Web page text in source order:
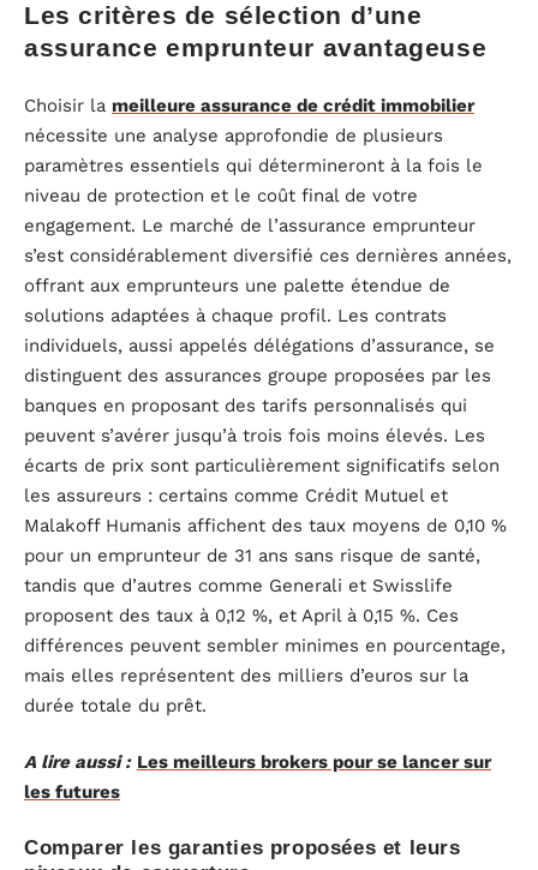
Les critères de sélection d’une
assurance emprunteur avantageuse
Choisir la meilleure assurance de crédit immobilier
nécessite une analyse approfondie de plusieurs
paramètres essentiels qui détermineront à la fois le
niveau de protection et le coût final de votre
engagement. Le marché de l’assurance emprunteur
s’est considérablement diversifié ces dernières années,
offrant aux emprunteurs une palette étendue de
solutions adaptées à chaque profil. Les contrats
individuels, aussi appelés délégations d’assurance, se
distinguent des assurances groupe proposées par les
banques en proposant des tarifs personnalisés qui
peuvent s’avérer jusqu’à trois fois moins élevés. Les
écarts de prix sont particulièrement significatifs selon
les assureurs : certains comme Crédit Mutuel et
Malakoff Humanis affichent des taux moyens de 0,10 %
pour un emprunteur de 31 ans sans risque de santé,
tandis que d’autres comme Generali et Swisslife
proposent des taux à 0,12 %, et April à 0,15 %. Ces
différences peuvent sembler minimes en pourcentage,
mais elles représentent des milliers d’euros sur la
durée totale du prêt.
A lire aussi : Les meilleurs brokers pour se lancer sur
les futures
Comparer les garanties proposées et leurs